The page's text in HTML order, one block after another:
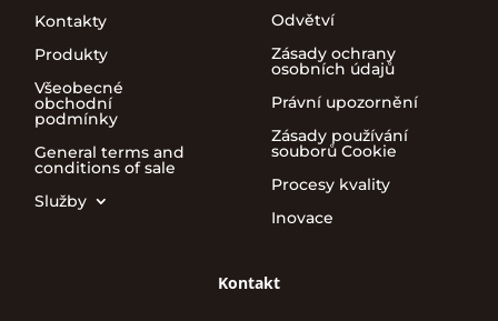
Kontakty
Produkty
Všeobecné
obchodní
podmínky
General terms and
conditions of sale
Služby
Odvětví
Zásady ochrany
osobních údajů
Právní upozornění
Zásady používání
souborů Cookie
Procesy kvality
Inovace
Kontakt